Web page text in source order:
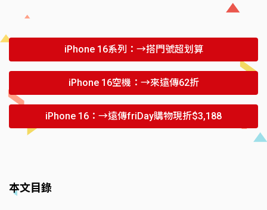
iPhone 16系列：→搭門號超划算
iPhone 16空機：→來遠傳62折
iPhone 16：→遠傳friDay購物現折$3,188
本文目錄